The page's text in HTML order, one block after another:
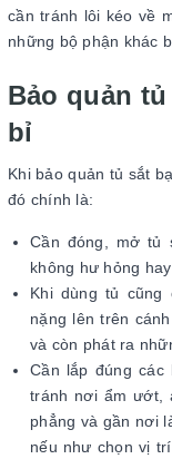
cần tránh lôi kéo về
những bộ phận khác
Bảo quản
bỉ
Khi bảo quản tủ sắt
đó chính là:
Cần đóng, mở tủ
không hư hỏng hay
Khi dùng tủ cũng
nặng lên trên
và còn phát ra
Cần lắp đúng các
tránh nơi ẩm ướt,
phẳng và gần nơi
nếu như chọn vị